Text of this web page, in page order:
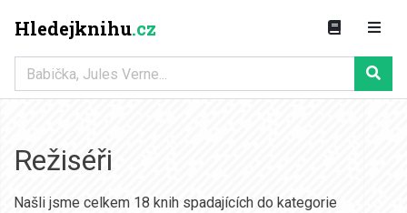
Hledejknihu.cz
Režiséři
Našli jsme celkem 18 knih spadajících do kategorie